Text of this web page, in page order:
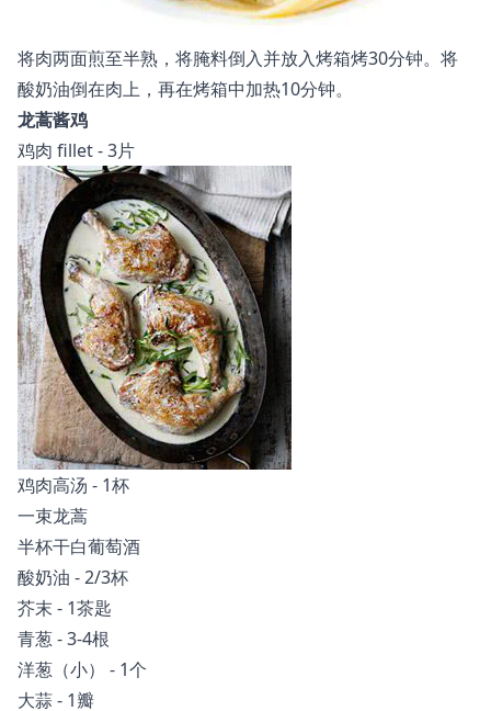
将肉两面煎至半熟，将腌料倒入并放入烤箱烤30分钟。将
酸奶油倒在肉上，再在烤箱中加热10分钟。
龙蒿酱鸡
鸡肉 fillet - 3片
鸡肉高汤 - 1杯
一束龙蒿
半杯干白葡萄酒
酸奶油 - 2/3杯
芥末 - 1茶匙
青葱 - 3-4根
洋葱（小） - 1个
大蒜 - 1瓣